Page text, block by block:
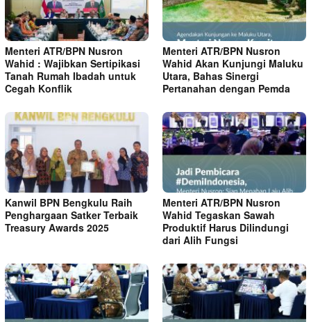
Menteri ATR/BPN Nusron
Wahid : Wajibkan Sertipikasi
Tanah Rumah Ibadah untuk
Cegah Konflik
Menteri ATR/BPN Nusron
Wahid Akan Kunjungi Maluku
Utara, Bahas Sinergi
Pertanahan dengan Pemda
Kanwil BPN Bengkulu Raih
Penghargaan Satker Terbaik
Treasury Awards 2025
Menteri ATR/BPN Nusron
Wahid Tegaskan Sawah
Produktif Harus Dilindungi
dari Alih Fungsi